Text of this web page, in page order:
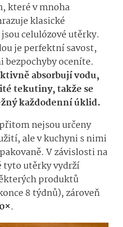
které v mnoha
klasické
celulózové utěrky.
je perfektní savost,
bezpochyby oceníte.
absorbují vodu,
tekutiny, takže se
každodenní úklid.
nejsou určeny
ale v kuchyni s nimi
V závislosti na
utěrky vydrží
produktů
8 týdnů), zároveň
.